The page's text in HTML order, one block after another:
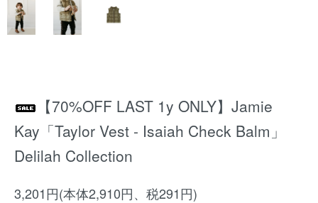
【70%OFF LAST 1y ONLY】Jamie
Kay「Taylor Vest - Isaiah Check Balm」
Delilah Collection
3,201円(本体2,910円、税291円)